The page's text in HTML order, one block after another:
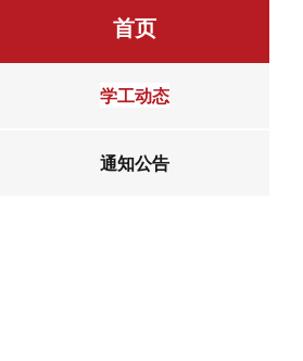
首页
学工动态
通知公告